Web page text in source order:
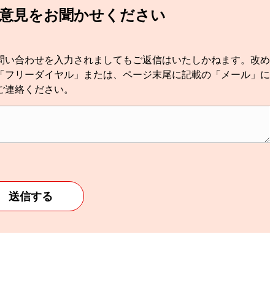
見をお聞かせください
い合わせを入力されましてもご返信はいたしかねます。改め
フリーダイヤル」または、ページ末尾に記載の「メール」に
連絡ください。